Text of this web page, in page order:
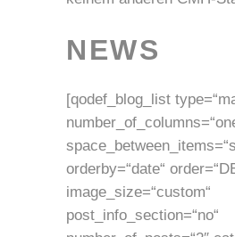
NEWS
[qodef_blog_list
orderby=“date“
image_size=“custom“
post_info_section=“no“